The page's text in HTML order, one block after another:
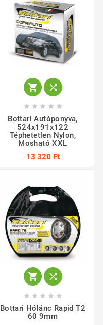
 
    
Bottari Autóponyva,
524x191x122
Téphetetlen Nylon,
Mosható XXL
13 320 Ft
 
    
Bottari Hólánc Rapid T2
60 9mm